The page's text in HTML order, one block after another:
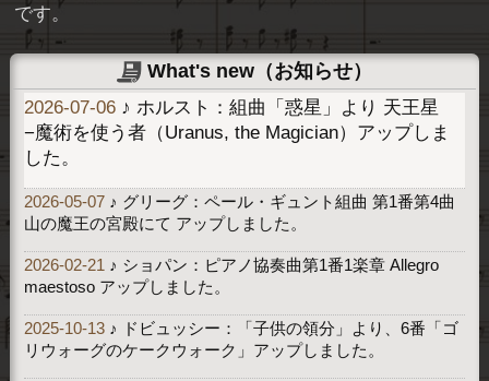
です。
What's new（お知らせ）
2026-07-06 ♪ ホルスト：組曲「惑星」より 天王星
−魔術を使う者（Uranus, the Magician）アップしま
した。
2026-05-07 ♪ グリーグ：ペール・ギュント組曲 第1番第4曲
山の魔王の宮殿にて アップしました。
2026-02-21 ♪ ショパン：ピアノ協奏曲第1番1楽章 Allegro
maestoso アップしました。
2025-10-13 ♪ ドビュッシー：「子供の領分」より、6番「ゴ
リウォーグのケークウォーク」アップしました。